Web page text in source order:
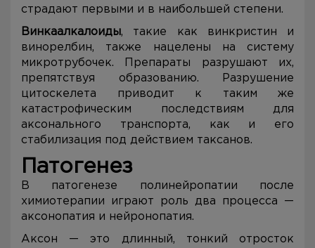
страдают первыми и в наибольшей степени.
Винкаалкалоиды, такие как винкристин и
винорелбин, также нацелены на систему
микротрубочек. Препараты разрушают их,
препятствуя образованию. Разрушение
цитоскелета приводит к таким же
катастрофическим последствиям для
аксонального транспорта, как и его
стабилизация под действием таксанов.
Патогенез
В патогенезе полинейропатии после
химиотерапии играют роль два процесса —
аксонопатия и нейронопатия.
Аксон — это длинный, тонкий отросток